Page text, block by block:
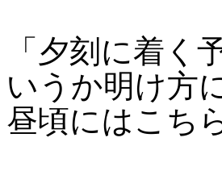
「夕刻に着
いうか明け方
昼頃にはこち